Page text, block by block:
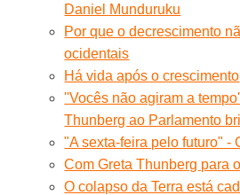
Daniel Munduruku
Por que o decrescimento
ocidentais
Há vida após o crescimento
''Vocês não agiram a
Thunberg ao Parlamento
"A sexta-feira pelo futuro" -
Com Greta Thunberg para
O colapso da Terra está